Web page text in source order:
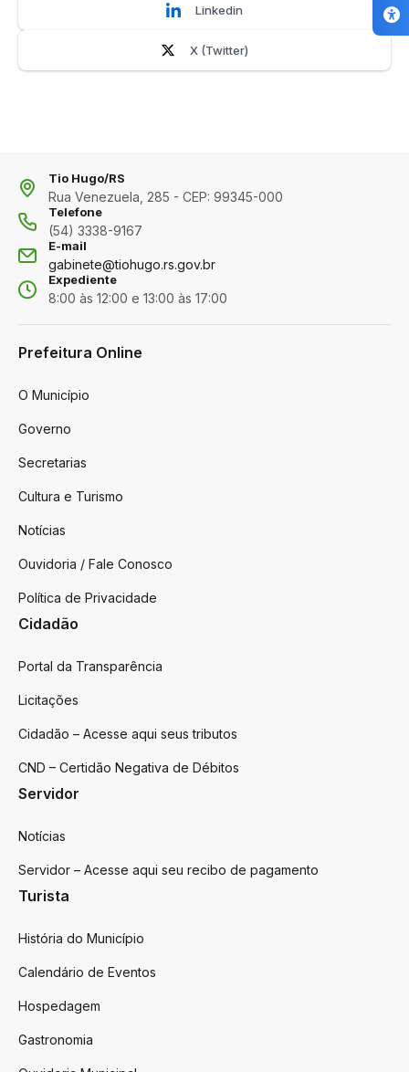
Linkedin
X (Twitter)
Tio Hugo/RS
Rua Venezuela, 285 - CEP: 99345-000
Telefone
(54) 3338-9167
E-mail
gabinete@tiohugo.rs.gov.br
Expediente
8:00 às 12:00 e 13:00 às 17:00
Prefeitura Online
O Município
Governo
Secretarias
Cultura e Turismo
Notícias
Ouvidoria / Fale Conosco
Política de Privacidade
Cidadão
Portal da Transparência
Licitações
Cidadão – Acesse aqui seus tributos
CND – Certidão Negativa de Débitos
Servidor
Notícias
Servidor – Acesse aqui seu recibo de pagamento
Turista
História do Município
Calendário de Eventos
Hospedagem
Gastronomia